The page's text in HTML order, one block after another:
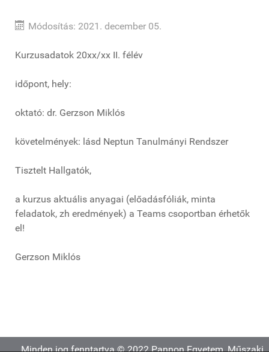
Módosítás: 2021. december 05.
Kurzusadatok 20xx/xx II. félév
időpont, hely:
oktató: dr. Gerzson Miklós
követelmények: lásd Neptun Tanulmányi Rendszer
Tisztelt Hallgatók,
a kurzus aktuális anyagai (előadásfóliák, minta
feladatok, zh eredmények) a Teams csoportban érhetők
el!
Gerzson Miklós
Minden jog fenntartva © 2022 Pannon Egyetem, Műszaki